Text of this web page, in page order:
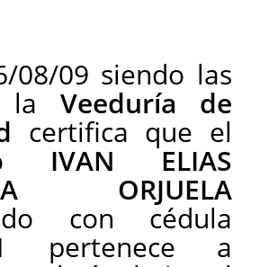
08/09 siendo las
la Veeduría de
certifica que el
IVAN ELIAS
ORJUELA
con cédula
pertenece a